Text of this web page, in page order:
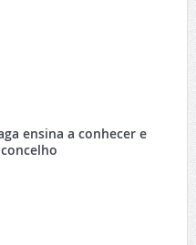
ensina a conhecer e